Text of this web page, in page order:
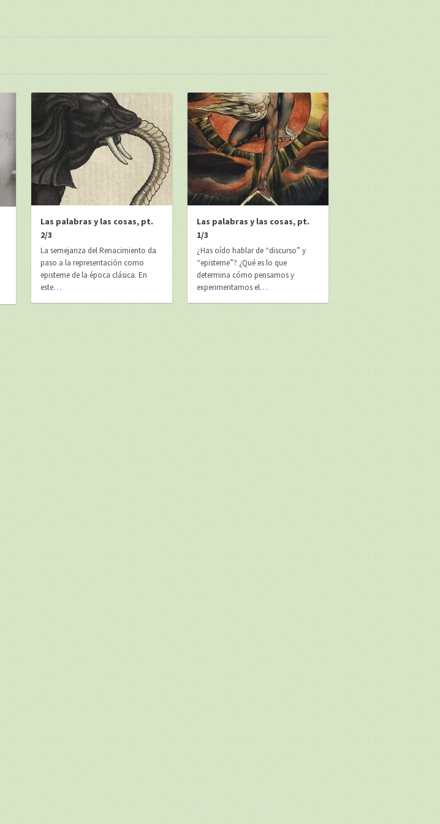
Las palabras y las cosas, pt.
2/3
La semejanza del Renacimiento da
paso a la representación como
episteme de la época clásica. En
este…
Las palabras y las cosas, pt.
1/3
¿Has oído hablar de “discurso” y
“episteme”? ¿Qué es lo que
determina cómo pensamos y
experimentamos el…